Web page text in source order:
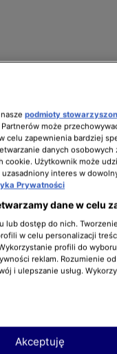
podmioty
może
celu zapewnienia bardziej
danych osobowych
cookie. Użytkownik może
interes w
Prywatności
dane w celu
lub dostęp do nich.
w celu personalizacji
profili do
reklam. Rozumienie
i ulepszanie usług.
Akceptuję